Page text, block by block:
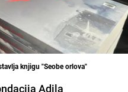
knjigu "Seobe orlova"
Adila